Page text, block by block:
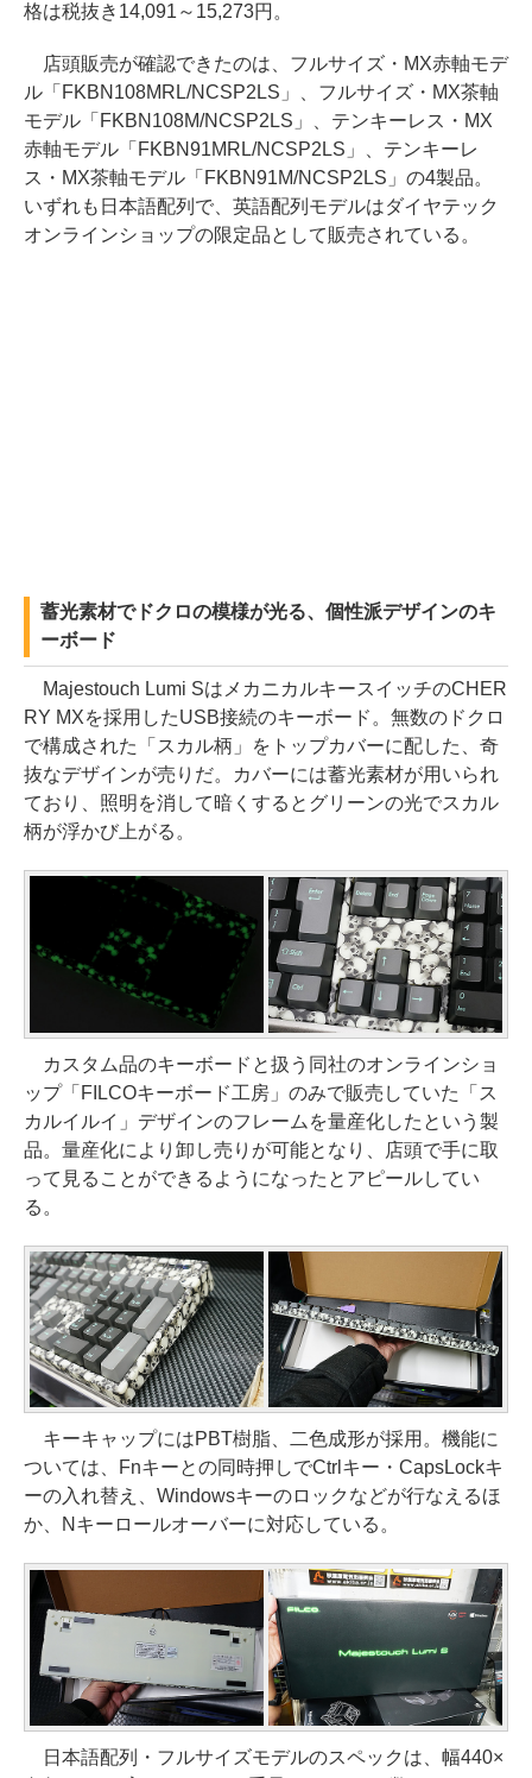
格は税抜き14,091～15,273円。
店頭販売が確認できたのは、フルサイズ・MX赤軸モデ
ル「FKBN108MRL/NCSP2LS」、フルサイズ・MX茶軸
モデル「FKBN108M/NCSP2LS」、テンキーレス・MX
赤軸モデル「FKBN91MRL/NCSP2LS」、テンキーレ
ス・MX茶軸モデル「FKBN91M/NCSP2LS」の4製品。
いずれも日本語配列で、英語配列モデルはダイヤテック
オンラインショップの限定品として販売されている。
蓄光素材でドクロの模様が光る、個性派デザインのキ
ーボード
Majestouch Lumi SはメカニカルキースイッチのCHER
RY MXを採用したUSB接続のキーボード。無数のドクロ
で構成された「スカル柄」をトップカバーに配した、奇
抜なデザインが売りだ。カバーには蓄光素材が用いられ
ており、照明を消して暗くするとグリーンの光でスカル
柄が浮かび上がる。
カスタム品のキーボードと扱う同社のオンラインショ
ップ「FILCOキーボード工房」のみで販売していた「ス
カルイルイ」デザインのフレームを量産化したという製
品。量産化により卸し売りが可能となり、店頭で手に取
って見ることができるようになったとアピールしてい
る。
キーキャップにはPBT樹脂、二色成形が採用。機能に
ついては、Fnキーとの同時押しでCtrlキー・CapsLockキ
ーの入れ替え、Windowsキーのロックなどが行なえるほ
か、Nキーロールオーバーに対応している。
日本語配列・フルサイズモデルのスペックは、幅440×